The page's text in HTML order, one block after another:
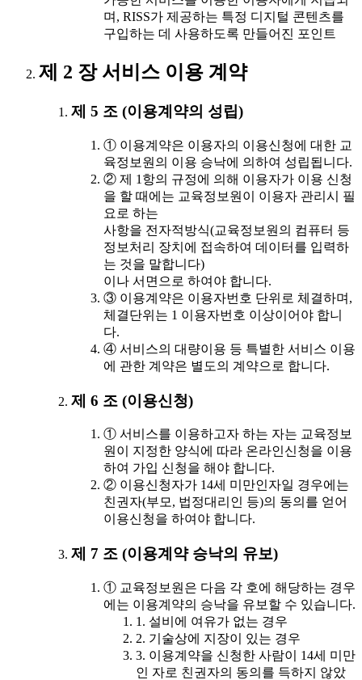
며, RISS가 제공하는 특정 디지털 콘텐츠를
구입하는 데 사용하도록 만들어진 포인트
제 2 장 서비스 이용 계약
제 5 조 (이용계약의 성립)
① 이용계약은 이용자의 이용신청에 대한 교
육정보원의 이용 승낙에 의하여 성립됩니다.
② 제 1항의 규정에 의해 이용자가 이용 신청
을 할 때에는 교육정보원이 이용자 관리시 필
요로 하는
사항을 전자적방식(교육정보원의 컴퓨터 등
정보처리 장치에 접속하여 데이터를 입력하
는 것을 말합니다)
이나 서면으로 하여야 합니다.
③ 이용계약은 이용자번호 단위로 체결하며,
체결단위는 1 이용자번호 이상이어야 합니
다.
④ 서비스의 대량이용 등 특별한 서비스 이용
에 관한 계약은 별도의 계약으로 합니다.
제 6 조 (이용신청)
① 서비스를 이용하고자 하는 자는 교육정보
원이 지정한 양식에 따라 온라인신청을 이용
하여 가입 신청을 해야 합니다.
② 이용신청자가 14세 미만인자일 경우에는
친권자(부모, 법정대리인 등)의 동의를 얻어
이용신청을 하여야 합니다.
제 7 조 (이용계약 승낙의 유보)
① 교육정보원은 다음 각 호에 해당하는 경우
에는 이용계약의 승낙을 유보할 수 있습니다.
1. 설비에 여유가 없는 경우
2. 기술상에 지장이 있는 경우
3. 이용계약을 신청한 사람이 14세 미만
인 자로 친권자의 동의를 득하지 않았